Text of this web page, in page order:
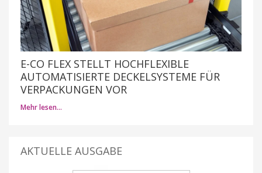
E-CO FLEX STELLT HOCHFLEXIBLE
AUTOMATISIERTE DECKELSYSTEME FÜR
VERPACKUNGEN VOR
Mehr lesen…
AKTUELLE AUSGABE